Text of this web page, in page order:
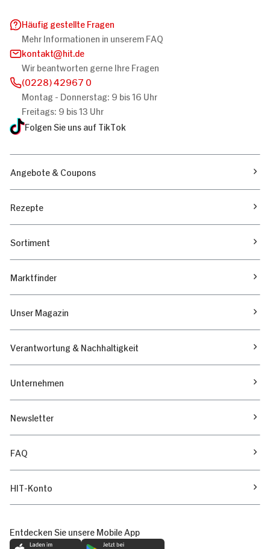
Häufig gestellte Fragen
Mehr Informationen in unserem FAQ
kontakt
hit.de
Wir beantworten gerne Ihre Fragen
(0228) 42967 0
Montag - Donnerstag: 9 bis 16 Uhr
Freitags: 9 bis 13 Uhr
Folgen Sie uns auf TikTok
Angebote & Coupons
Rezepte
Sortiment
Marktfinder
Unser Magazin
Verantwortung & Nachhaltigkeit
Unternehmen
Newsletter
FAQ
HIT-Konto
Entdecken Sie unsere Mobile App